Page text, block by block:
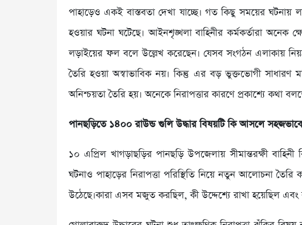
পাহাড়েও একই বাস্তবতা দেখা যাচ্ছে। গত কিছু সময়ের ঘটনায়
হওয়ার ঘটনা ঘটেছে। আইনশৃঙ্খলা বাহিনীর কর্মকর্তারা অনেক
লড়াইয়ের ফল বলে উল্লেখ করেছেন। যেসব সংগঠন এলাকায়
তৈরি হওয়া অস্বাভাবিক নয়। কিন্তু এর বড় ভুক্তভোগী সাধারণ
অনিশ্চয়তা তৈরি হয়। অনেকে নিরাপত্তার কারণে প্রকাশ্যে কথা
পানছড়িতে ১৪০০ রাউন্ড গুলি উদ্ধার বিষয়টি কি আসলে
১০ এপ্রিল খাগড়াছড়ির পানছড়ি উপজেলায় সীমান্তরক্ষী
ঘটনাও পাহাড়ের নিরাপত্তা পরিস্থিতি নিয়ে নতুন আলোচনা
উঠেছে।কারা এসব মজুত করছিল, কী উদ্দেশ্যে রাখা হয়েছিল